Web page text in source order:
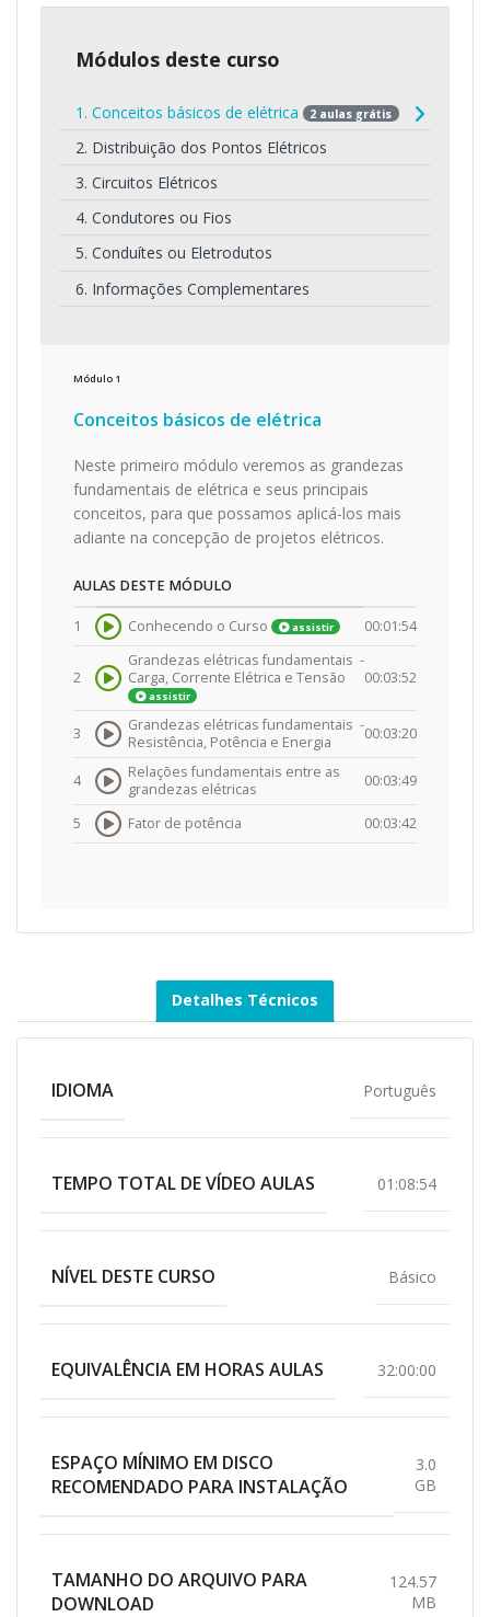
Módulos deste curso
1. Conceitos básicos de elétrica 2 aulas grátis
2. Distribuição dos Pontos Elétricos
3. Circuitos Elétricos
4. Condutores ou Fios
5. Conduítes ou Eletrodutos
6. Informações Complementares
Módulo 1
Conceitos básicos de elétrica
Neste primeiro módulo veremos as grandezas
fundamentais de elétrica e seus principais
conceitos, para que possamos aplicá-los mais
adiante na concepção de projetos elétricos.
AULAS DESTE MÓDULO
1 Conhecendo o Curso assistir 00:01:54
2
Grandezas elétricas fundamentais -
Carga, Corrente Elétrica e Tensão
assistir
00:03:52
3
Grandezas elétricas fundamentais -
Resistência, Potência e Energia
00:03:20
4
Relações fundamentais entre as
grandezas elétricas
00:03:49
5 Fator de potência 00:03:42
Detalhes Técnicos
IDIOMA Português
TEMPO TOTAL DE VÍDEO AULAS 01:08:54
NÍVEL DESTE CURSO Básico
EQUIVALÊNCIA EM HORAS AULAS 32:00:00
ESPAÇO MÍNIMO EM DISCO
RECOMENDADO PARA INSTALAÇÃO
3.0
GB
TAMANHO DO ARQUIVO PARA
DOWNLOAD
124.57
MB